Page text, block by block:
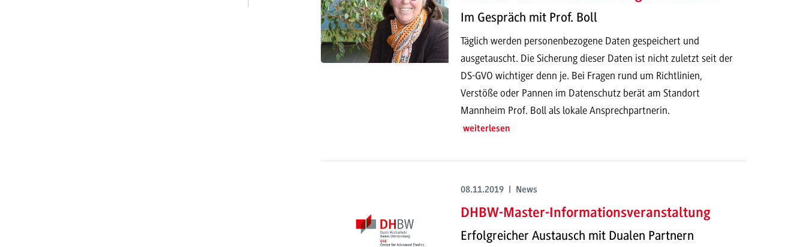
Im Gespräch mit Prof. Boll
Täglich werden personenbezogene Daten gespeichert und
ausgetauscht. Die Sicherung dieser Daten ist nicht zuletzt seit der
DS-GVO wichtiger denn je. Bei Fragen rund um Richtlinien,
Verstöße oder Pannen im Datenschutz berät am Standort
Mannheim Prof. Boll als lokale Ansprechpartnerin.
weiterlesen
08.11.2019 | News
DHBW-Master-Informationsveranstaltung
Erfolgreicher Austausch mit Dualen Partnern